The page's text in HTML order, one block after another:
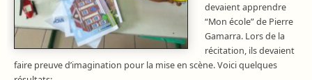
devaient apprendre
“Mon école” de Pierre
Gamarra. Lors de la
récitation, ils devaient
faire preuve d’imagination pour la mise en scène. Voici quelques